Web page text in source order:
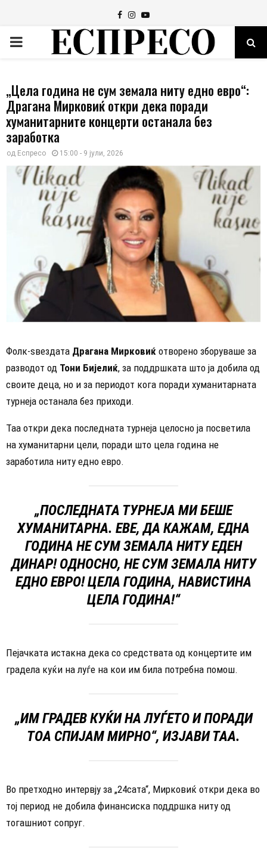
Facebook
Instagram
Youtube
PRIMARY
„Цела година не сум земала ниту едно евро“:
Драгана Мирковиќ откри дека поради
хуманитарните концерти останала без
заработка
од Еспресо 15:00 - 9 јули, 2026
Фолк-ѕвездата Драгана Мирковиќ отворено зборуваше за
разводот од Тони Бијелиќ, за поддршката што ја добила од
своите деца, но и за периодот кога поради хуманитарната
турнеја останала без приходи.
Таа откри дека последната турнеја целосно ја посветила
на хуманитарни цели, поради што цела година не
заработила ниту едно евро.
„ПОСЛЕДНАТА ТУРНЕЈА МИ БЕШЕ
ХУМАНИТАРНА. ЕВЕ, ДА КАЖАМ, ЕДНА
ГОДИНА НЕ СУМ ЗЕМАЛА НИТУ ЕДЕН
ДИНАР! ОДНОСНО, НЕ СУМ ЗЕМАЛА НИТУ
ЕДНО ЕВРО! ЦЕЛА ГОДИНА, НАВИСТИНА
ЦЕЛА ГОДИНА!“
Пејачката истакна дека со средствата од концертите им
градела куќи на луѓе на кои им била потребна помош.
„ИМ ГРАДЕВ КУЌИ НА ЛУЃЕТО И ПОРАДИ
ТОА СПИЈАМ МИРНО“, ИЗЈАВИ ТАА.
Во претходно интервју за „24сата“, Мирковиќ откри дека во
тој период не добила финансиска поддршка ниту од
тогашниот сопруг.